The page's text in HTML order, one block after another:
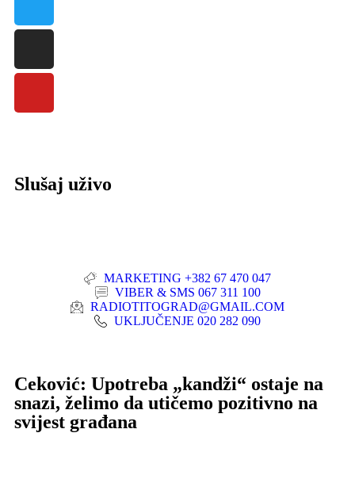
Slušaj uživo
MARKETING +382 67 470 047
VIBER & SMS 067 311 100
RADIOTITOGRAD@GMAIL.COM
UKLJUČENJE 020 282 090
Ceković: Upotreba „kandži“ ostaje na
snazi, želimo da utičemo pozitivno na
svijest građana